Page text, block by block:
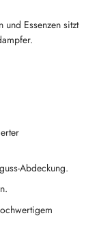
und Essenzen sitzt
Abdeckung.